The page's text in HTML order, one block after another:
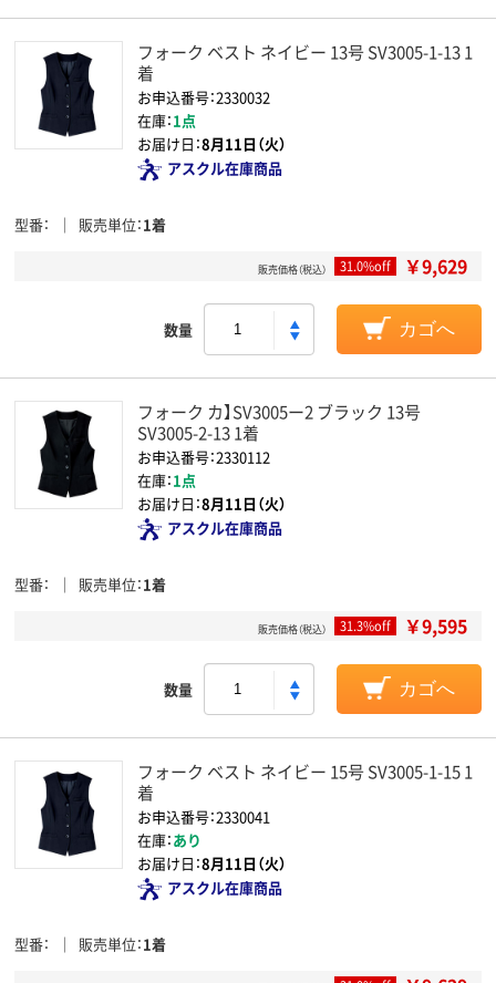
フォーク ベスト ネイビー 13号 SV3005-1-13 1
着
お申込番号：2330032
在庫：1点
お届け日：8月11日（火）
アスクル在庫商品
型番 販売単位 1着
販売価格（税込） 31.0%off ￥9,629
数量 カゴへ
フォーク カ】SV3005ー2 ブラック 13号
SV3005-2-13 1着
お申込番号：2330112
在庫：1点
お届け日：8月11日（火）
アスクル在庫商品
型番 販売単位 1着
販売価格（税込） 31.3%off ￥9,595
数量 カゴへ
フォーク ベスト ネイビー 15号 SV3005-1-15 1
着
お申込番号：2330041
在庫：あり
お届け日：8月11日（火）
アスクル在庫商品
型番 販売単位 1着